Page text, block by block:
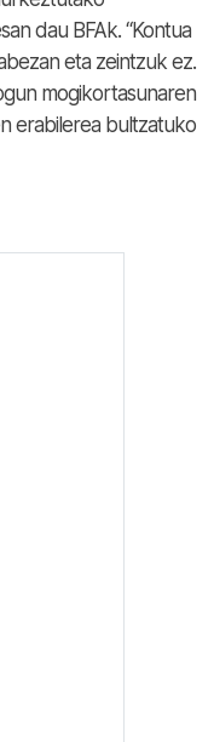
dau BFAk. “Kontua
eta zeintzuk ez.
mogikortasunaren
erabilerea bultzatuko